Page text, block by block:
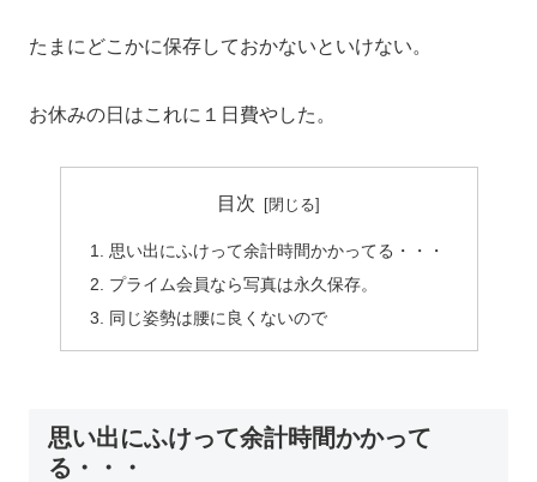
たまにどこかに保存しておかないといけない。
お休みの日はこれに１日費やした。
目次
思い出にふけって余計時間かかってる・・・
プライム会員なら写真は永久保存。
同じ姿勢は腰に良くないので
思い出にふけって余計時間かかって
る・・・